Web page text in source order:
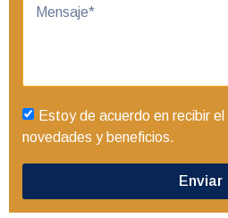
Estoy de acuerdo en recibir
novedades y beneficios.
Enviar